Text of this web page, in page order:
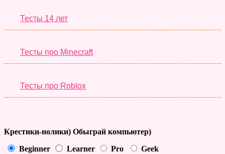
Тесты 14 лет
Тесты про Minecraft
Тесты про Roblox
Крестики-нолики) Обыграй компьютер)
Beginner Learner Pro Geek